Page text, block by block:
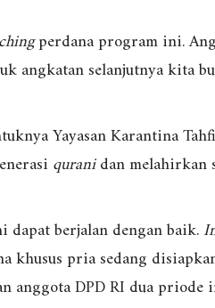
perdana program ini.
angkatan selanjutnya kita
Yayasan Karantina
quranidan melahirkan
dapat berjalan dengan baik.
khusus pria sedang
anggota DPD RI dua priode